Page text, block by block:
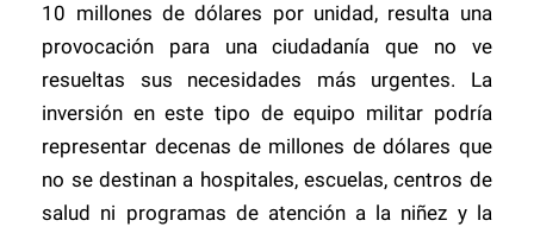
10 millones de dólares por unidad, resulta una
provocación para una ciudadanía que no ve
resueltas sus necesidades más urgentes. La
inversión en este tipo de equipo militar podría
representar decenas de millones de dólares que
no se destinan a hospitales, escuelas, centros de
salud ni programas de atención a la niñez y la